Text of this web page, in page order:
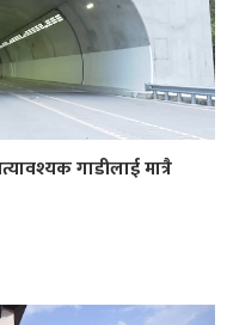
गाडीलाई मात्रै